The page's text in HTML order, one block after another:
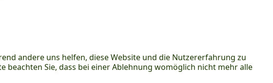
andere uns helfen, diese Website und die Nutzererfahrung zu
beachten Sie, dass bei einer Ablehnung womöglich nicht mehr alle